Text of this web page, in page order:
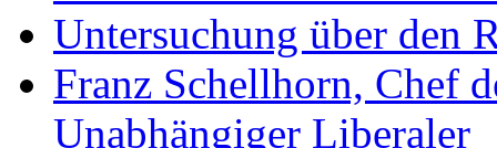
Untersuchung über den
Franz Schellhorn, Chef
Unabhängiger Liberaler